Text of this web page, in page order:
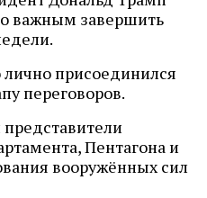
важным завершить
присоединился
переговоров.
Пентагона и
вооружённых сил